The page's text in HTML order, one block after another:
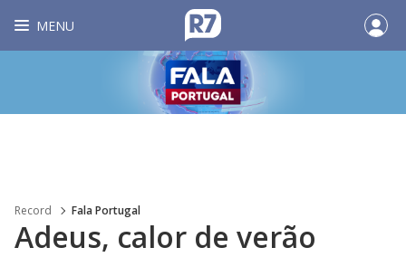
MENU
Record Fala Portugal
Adeus, calor de verão